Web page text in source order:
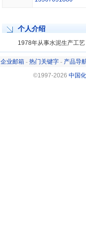
个人介绍
1978年从事水泥生产工艺
企业邮箱 - 热门关键字 - 产品导
©1997-2026 中国